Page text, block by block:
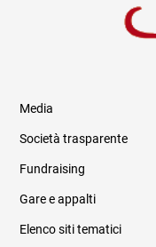
Media
Società trasparente
Fundraising
Gare e appalti
Elenco siti tematici